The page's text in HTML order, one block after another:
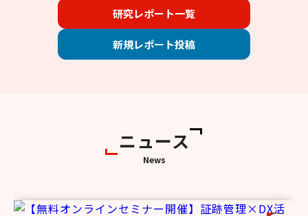
研究レポート一覧
新規レポート投稿
ニュース
News